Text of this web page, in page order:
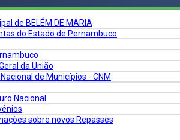
de BELÉM DE MARIA
do Estado de Pernambuco
da União
de Municípios - CNM
Nacional
sobre novos Repasses